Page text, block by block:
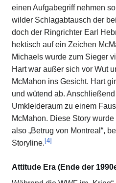
einen Aufgabegriff nehmen
wilder Schlagabtausch der
doch der Ringrichter Earl
hektisch auf ein Zeichen
Michaels wurde zum Sieger
Hart war außer sich vor Wut
McMahon ins Gesicht. Hart
und wütend ab.
Umkleideraum zu einem
McMahon. Diese Story wurde
also „Betrug von Montreal“,
Storyline.[4]
Attitude Era (Ende der